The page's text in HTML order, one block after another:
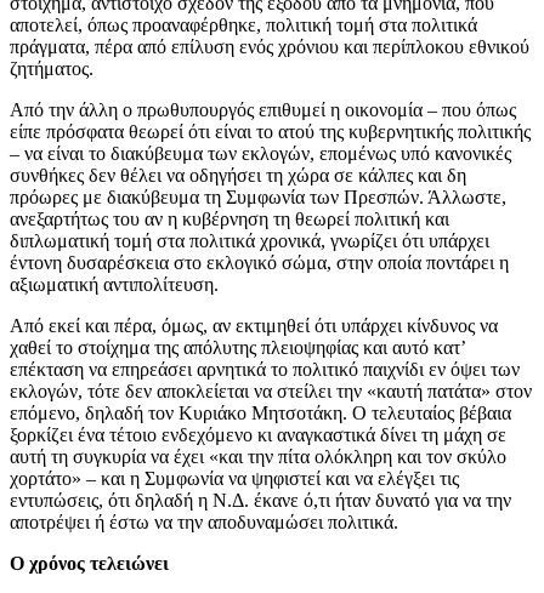
αποτελεί, όπως προαναφέρθηκε, πολιτική τομή στα πολιτικά
πράγματα, πέρα από επίλυση ενός χρόνιου και περίπλοκου εθνικού
ζητήματος.
Από την άλλη ο πρωθυπουργός επιθυμεί η οικονομία – που όπως
είπε πρόσφατα θεωρεί ότι είναι το ατού της κυβερνητικής πολιτικής
– να είναι το διακύβευμα των εκλογών, επομένως υπό κανονικές
συνθήκες δεν θέλει να οδηγήσει τη χώρα σε κάλπες και δη
πρόωρες με διακύβευμα τη Συμφωνία των Πρεσπών. Άλλωστε,
ανεξαρτήτως του αν η κυβέρνηση τη θεωρεί πολιτική και
διπλωματική τομή στα πολιτικά χρονικά, γνωρίζει ότι υπάρχει
έντονη δυσαρέσκεια στο εκλογικό σώμα, στην οποία ποντάρει η
αξιωματική αντιπολίτευση.
Από εκεί και πέρα, όμως, αν εκτιμηθεί ότι υπάρχει κίνδυνος να
χαθεί το στοίχημα της απόλυτης πλειοψηφίας και αυτό κατ’
επέκταση να επηρεάσει αρνητικά το πολιτικό παιχνίδι εν όψει των
εκλογών, τότε δεν αποκλείεται να στείλει την «καυτή πατάτα» στον
επόμενο, δηλαδή τον Κυριάκο Μητσοτάκη. Ο τελευταίος βέβαια
ξορκίζει ένα τέτοιο ενδεχόμενο κι αναγκαστικά δίνει τη μάχη σε
αυτή τη συγκυρία να έχει «και την πίτα ολόκληρη και τον σκύλο
χορτάτο» – και η Συμφωνία να ψηφιστεί και να ελέγξει τις
εντυπώσεις, ότι δηλαδή η Ν.Δ. έκανε ό,τι ήταν δυνατό για να την
αποτρέψει ή έστω να την αποδυναμώσει πολιτικά.
Ο χρόνος τελειώνει